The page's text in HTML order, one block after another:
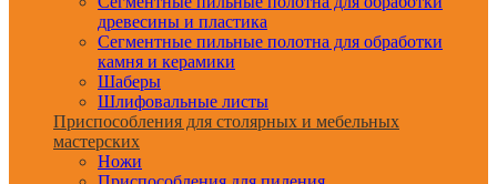
древесины и пластика
Сегментные пильные полотна для обработки
камня и керамики
Шаберы
Шлифовальные листы
Приспособления для столярных и мебельных
мастерских
Ножи